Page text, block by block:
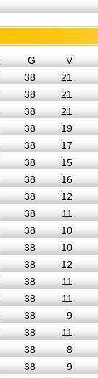
G
V
38
21
38
21
38
21
38
19
38
17
38
15
38
16
38
12
38
11
38
10
38
10
38
12
38
11
38
11
38
9
38
11
38
8
38
9